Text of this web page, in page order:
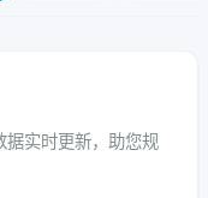
据实时更新，助您规